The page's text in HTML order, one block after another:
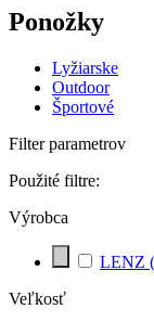
Ponožky
Lyžiarske
Outdoor
Športové
Filter parametrov
Použité filtre:
Výrobca
LENZ
Veľkosť